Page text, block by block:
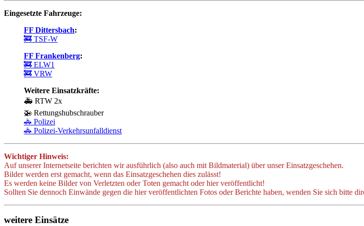
Eingesetzte Fahrzeuge:
FF Dittersbach:
🚒 TSF-W
FF Frankenberg:
🚒 ELW1
🚒 VRW
Weitere Einsatzkräfte:
🚑 RTW 2x
🚁 Rettungshubschrauber
🚓 Polizei
🚓 Polizei-Verkehrsunfalldienst
Wichtiger Hinweis:
Auf unserer Internetseite berichten wir ausführlich (also auch mit Bildmaterial) über unser Einsatzgeschehen.
Bilder werden erst gemacht, wenn das Einsatzgeschehen dies zulässt!
Es werden keine Bilder von Verletzten oder Toten gemacht oder hier veröffentlicht!
Sollten Sie dennoch Einwände gegen die hier veröffentlichten Fotos oder Berichte haben, wenden Sie sich bitte
weitere Einsätze